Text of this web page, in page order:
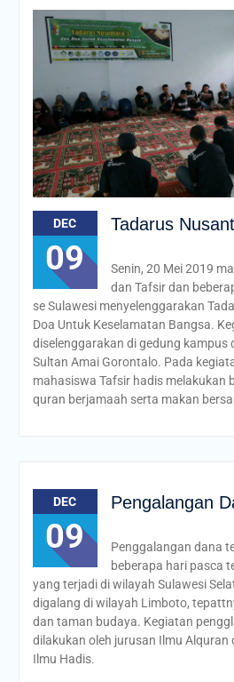
DEC
09
Tadarus
Senin, 20 Mei 2019
dan Tafsir dan
se Sulawesi menyelenggarakan
Doa Untuk Keselamatan Bangsa.
diselenggarakan di gedung kampus
Sultan Amai Gorontalo. Pada
mahasiswa Tafsir hadis melakukan
quran berjamaah serta makan
DEC
09
Pengalangan
Penggalangan dana
beberapa hari pasca
yang terjadi di wilayah Sulawesi
digalang di wilayah Limboto,
dan taman budaya. Kegiatan
dilakukan oleh jurusan Ilmu Alquran
Ilmu Hadis.